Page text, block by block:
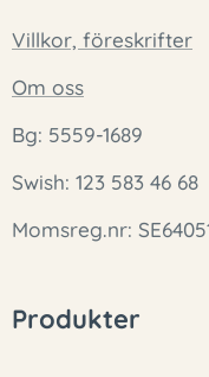
Villkor, föreskrifter
Om oss
Bg: 5559-1689
Swish: 123 583 46 68
Momsreg.nr:
Produkter